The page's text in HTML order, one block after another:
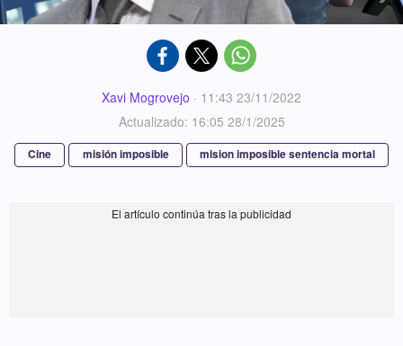
Xavi Mogrovejo · 11:43 23/11/2022
Actualizado: 16:05 28/1/2025
Cine misión imposible mision imposible sentencia mortal